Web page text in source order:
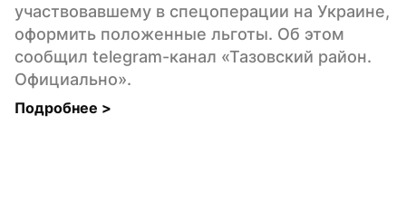
участвовавшему в спецоперации на Украине,
оформить положенные льготы. Об этом
сообщил telegram-канал «Тазовский район.
Официально».
Подробнее >